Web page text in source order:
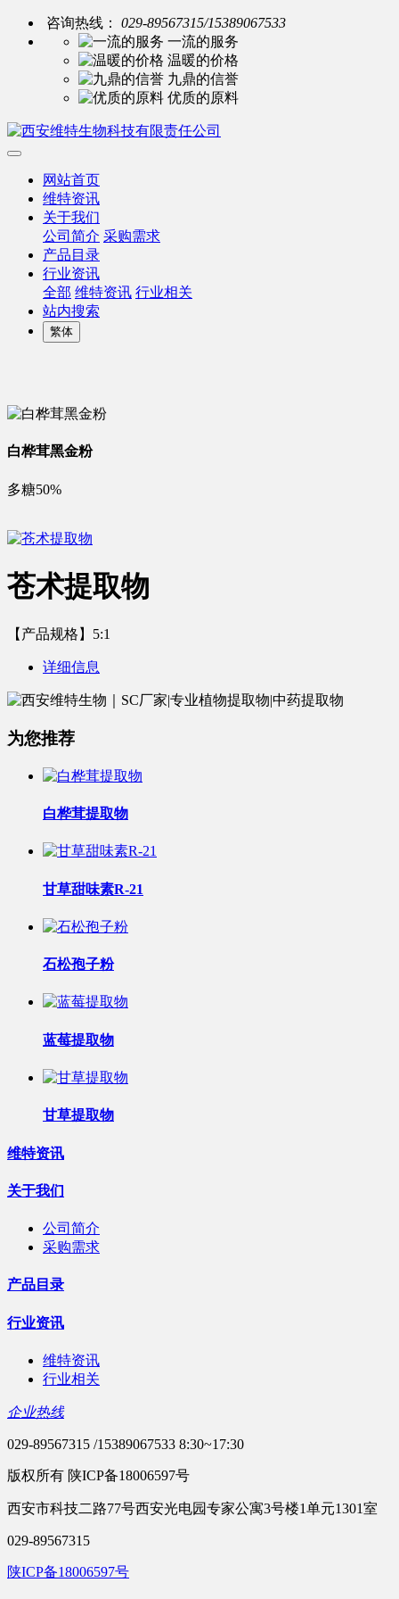
咨询热线：
029-89567315/15389067533
一流的服务
温暖的价格
九鼎的信誉
优质的原料
网站首页
维特资讯
关于我们
公司简介 采购需求
产品目录
行业资讯
全部 维特资讯 行业相关
站内搜索
繁体
白桦茸黑金粉
多糖50%
苍术提取物
【产品规格】5:1
详细信息
为您推荐
白桦茸提取物
甘草甜味素R-21
石松孢子粉
蓝莓提取物
甘草提取物
维特资讯
关于我们
公司简介
采购需求
产品目录
行业资讯
维特资讯
行业相关
企业热线
029-89567315 /15389067533 8:30~17:30
版权所有 陕ICP备18006597号
西安市科技二路77号西安光电园专家公寓3号楼1单元1301室
029-89567315
陕ICP备18006597号